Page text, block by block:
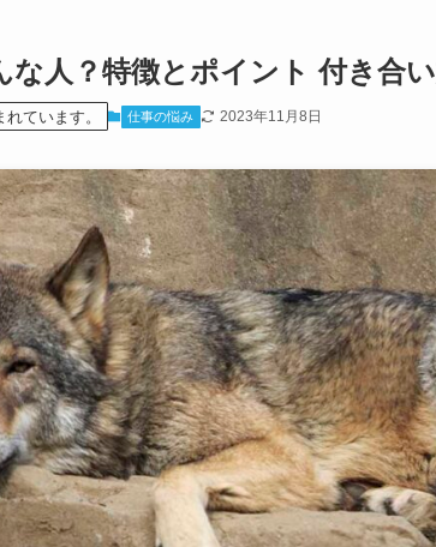
な人？特徴とポイント 付き合
ています。 仕事の悩み 2023年11月8日